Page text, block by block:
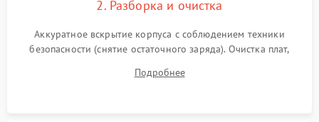
2. Разборка и очистка
Аккуратное вскрытие корпуса с соблюдением техники
безопасности (снятие остаточного заряда). Очистка плат,
и кистей для предотвращения перегрева и замыканий.
Подробнее